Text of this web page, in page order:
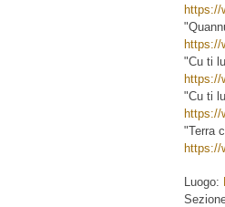
https://
https://
"Cu ti
https://
"Cu ti
https://
"Terra
https://
Luogo: